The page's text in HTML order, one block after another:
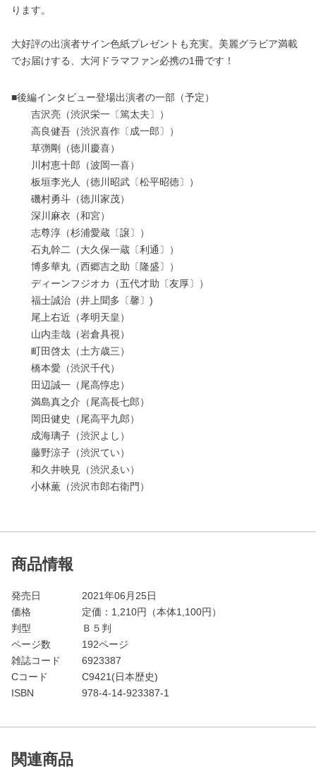
ります。
大好評の出演者サイン色紙プレゼントも充実。美麗グラビア満載
でお届けする、大河ドラマファン必携の1冊です！
■後編インタビュー登場出演者の一部（予定）
吉沢亮（渋沢栄一〔篤太夫〕）
高良健吾（渋沢喜作〔成一郎〕）
草彅剛（徳川慶喜）
川村恵十郎（波岡一喜）
板垣李光人（徳川昭武〔松平昭徳〕）
磯村勇斗（徳川家茂）
深川麻衣（和宮）
志尊淳（杉浦愛蔵〔譲〕）
石丸幹二（大久保一蔵〔利通〕）
博多華丸（西郷吉之助〔隆盛〕）
ディーンフジオカ（五代才助〔友厚〕）
福士誠治（井上聞多〔馨〕)
尾上右近（孝明天皇）
山内圭哉（岩倉具視）
町田啓太（土方歳三）
橋本愛（渋沢千代）
田辺誠一（尾高惇忠）
満島真之介（尾高長七郎）
岡田健史（尾高平九郎）
成海璃子（渋沢よし）
藤野涼子（渋沢てい）
和久井映見（渋沢ゑい）
小林薫（渋沢市郎右衛門）
商品情報
発売日
2021年06月25日
価格
定価： 1,210円（本体1,100円）
判型
Ｂ５判
ページ数
192ページ
雑誌コード
6923387
Cコード
C9421(日本歴史)
ISBN
978-4-14-923387-1
関連商品